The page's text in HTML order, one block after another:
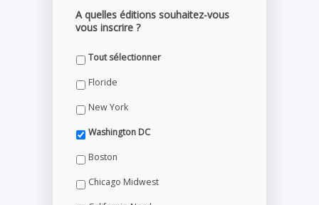
A quelles éditions souhaitez-vous
vous inscrire ?
Tout sélectionner
Floride
New York
Washington DC
Boston
Chicago Midwest